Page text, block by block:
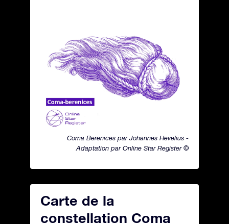
Coma Berenices par Johannes Hevelius -
Adaptation par Online Star Register ©
Carte de la
constellation Coma